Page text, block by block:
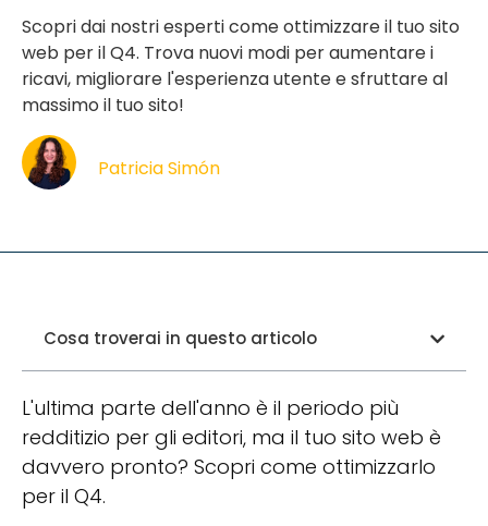
Scopri dai nostri esperti come ottimizzare il tuo sito
web per il Q4. Trova nuovi modi per aumentare i
ricavi, migliorare l'esperienza utente e sfruttare al
massimo il tuo sito!
Patricia Simón
Cosa troverai in questo articolo
L'ultima parte dell'anno è il periodo più
redditizio per gli editori, ma il tuo sito web è
davvero pronto? Scopri come ottimizzarlo
per il Q4.